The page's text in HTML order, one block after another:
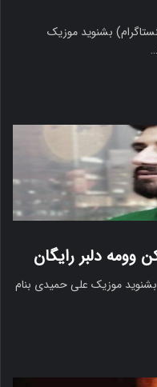
بشنوید موزیک
وومه دلبر رایگان
موزیک علی حمیدی بنام